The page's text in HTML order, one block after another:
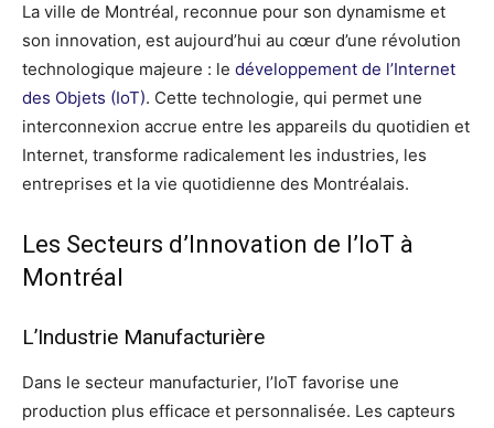
La ville de Montréal, reconnue pour son dynamisme et
son innovation, est aujourd’hui au cœur d’une révolution
technologique majeure : le développement de l’Internet
des Objets (IoT). Cette technologie, qui permet une
interconnexion accrue entre les appareils du quotidien et
Internet, transforme radicalement les industries, les
entreprises et la vie quotidienne des Montréalais.
Les Secteurs d’Innovation de l’IoT à
Montréal
L’Industrie Manufacturière
Dans le secteur manufacturier, l’IoT favorise une
production plus efficace et personnalisée. Les capteurs